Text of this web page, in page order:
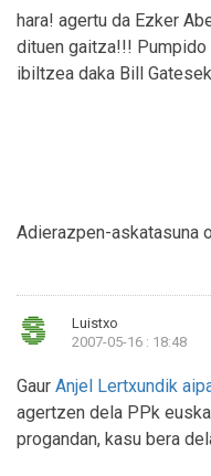
hara! agertu da Ezker
dituen gaitza!!! Pumpido
ibiltzea daka Bill
Adierazpen-askatasuna
Luistxo
2007-05-16 : 18:48
Gaur Anjel Lertxundik
agertzen dela PPk
progandan, kasu bera